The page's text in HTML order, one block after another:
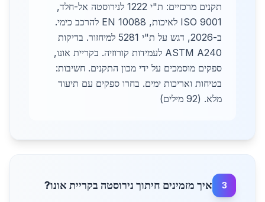
תקנים מרכזיים: ת"י 1222 לנירוסטה אל-חלד,
ISO 9001 לאיכות, EN 10088 להרכב כימי.
ב-2026, דגש על ת"י 5281 למיחזור. בדיקות
ASTM A240 לעמידות קורוזיה. בקריית אונו,
ספקים מוסמכים על ידי מכון התקנים. חשיבות:
בטיחות ואריכות ימים. בחרו ספקים עם תיעוד
מלא. (92 מילים)
3 איך מזמינים חיתוך נירוסטה בקריית אונו?